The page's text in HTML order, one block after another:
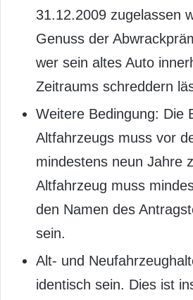
31.12.2009 zugelassen
Genuss der
wer sein altes Auto
Zeitraums schreddern
Weitere Bedingung: Die
Altfahrzeugs muss vor
mindestens neun Jahre
Altfahrzeug muss
den Namen des
sein.
Alt- und
identisch sein. Dies ist